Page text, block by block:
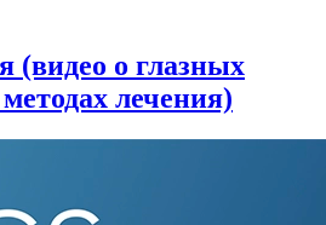
(видео о глазных
лечения)